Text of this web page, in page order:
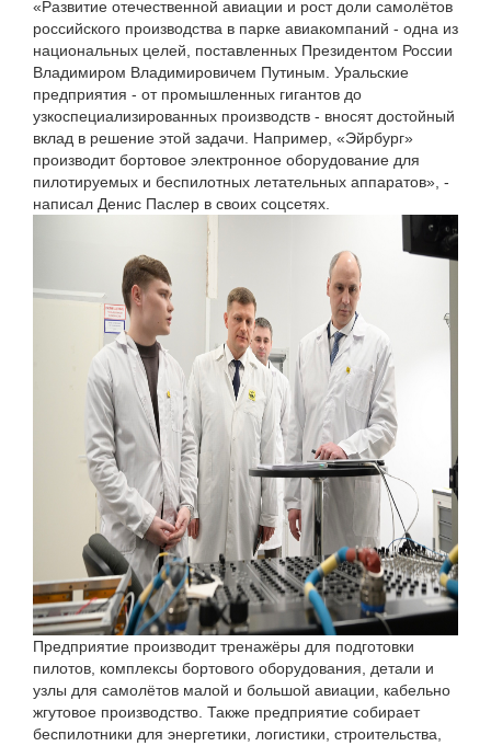
«Развитие отечественной авиации и рост доли самолётов
российского производства в парке авиакомпаний - одна из
национальных целей, поставленных Президентом России
Владимиром Владимировичем Путиным. Уральские
предприятия - от промышленных гигантов до
узкоспециализированных производств - вносят достойный
вклад в решение этой задачи. Например, «Эйрбург»
производит бортовое электронное оборудование для
пилотируемых и беспилотных летательных аппаратов», -
написал Денис Паслер в своих соцсетях.
Предприятие производит тренажёры для подготовки
пилотов, комплексы бортового оборудования, детали и
узлы для самолётов малой и большой авиации, кабельно
жгутовое производство. Также предприятие собирает
беспилотники для энергетики, логистики, строительства,